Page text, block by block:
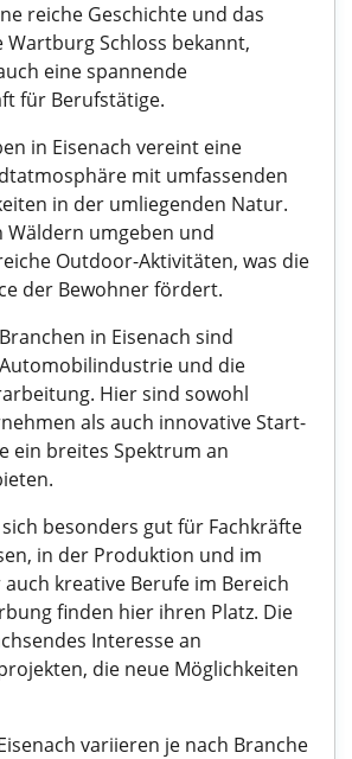
reiche Geschichte und das
Schloss bekannt,
eine spannende
für Berufstätige.
in Eisenach vereint eine
mit umfassenden
in der umliegenden Natur.
Wäldern umgeben und
Outdoor-Aktivitäten, was die
der Bewohner fördert.
in Eisenach sind
und die
Hier sind sowohl
als auch innovative Start-
ein breites Spektrum an
besonders gut für Fachkräfte
in der Produktion und im
kreative Berufe im Bereich
finden hier ihren Platz. Die
Interesse an
die neue Möglichkeiten
variieren je nach Branche